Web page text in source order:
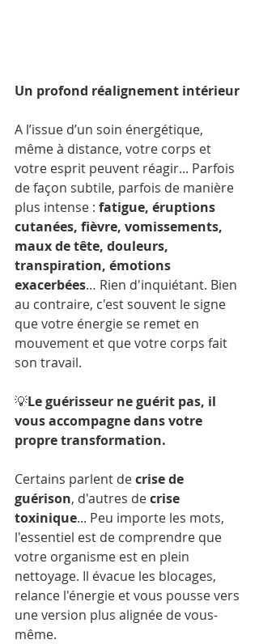
Un profond réalignement intérieur
A l’issue d’un soin énergétique,
même à distance, votre corps et
votre esprit peuvent réagir... Parfois
de façon subtile, parfois de manière
plus intense : fatigue, éruptions
cutanées, fièvre, vomissements,
maux de tête, douleurs,
transpiration, émotions
exacerbées… Rien d'inquiétant. Bien
au contraire, c'est souvent le signe
que votre énergie se remet en
mouvement et que votre corps fait
son travail.
💡Le guérisseur ne guérit pas, il
vous accompagne dans votre
propre transformation.
Certains parlent de crise de
guérison, d'autres de crise
toxinique... Peu importe les mots,
l'essentiel est de comprendre que
votre organisme est en plein
nettoyage. Il évacue les blocages,
relance l'énergie et vous pousse vers
une version plus alignée de vous-
même.